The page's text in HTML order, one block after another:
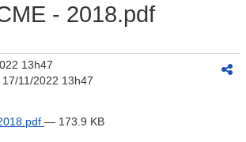
- 2018.pdf
13h47
17/11/2022 13h47
— 173.9 KB